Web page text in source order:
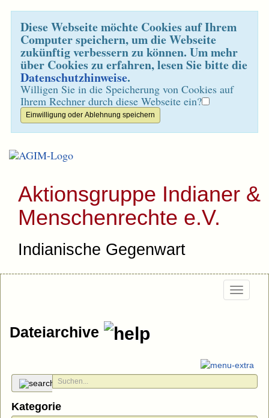
Diese Webseite möchte Cookies auf Ihrem
Computer speichern, um die Webseite
zukünftig verbessern zu können. Um mehr
über Cookies zu erfahren, lesen Sie bitte die
Datenschutzhinweise.
Willigen Sie in die Speicherung von Cookies auf
Ihrem Rechner durch diese Webseite ein?
Aktionsgruppe Indianer &
Menschenrechte e.V.
Indianische Gegenwart
Dateiarchive
Kategorie